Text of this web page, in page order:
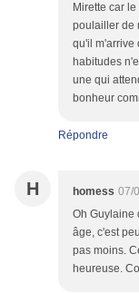
Mirette car
poulailler de
qu'il m'arrive
habitudes
une qui
bonheur
Répondre
H homess 07/
Oh Guylaine
âge, c'est
pas moins.
heureuse.